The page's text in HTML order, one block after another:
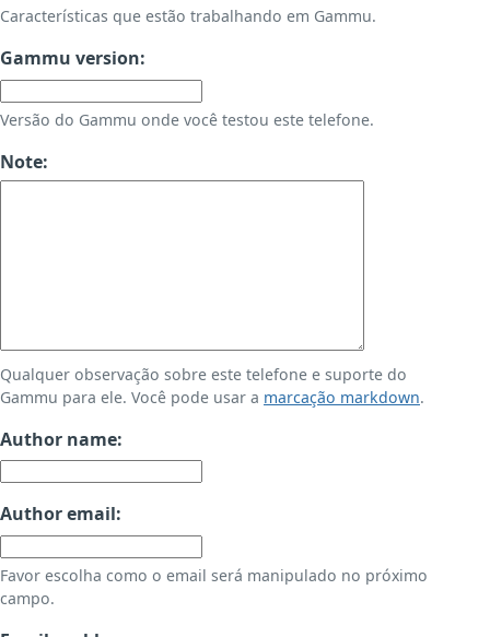
Características que estão trabalhando em Gammu.
Gammu version:
Versão do Gammu onde você testou este telefone.
Note:
Qualquer observação sobre este telefone e suporte do
Gammu para ele. Você pode usar a marcação markdown.
Author name:
Author email:
Favor escolha como o email será manipulado no próximo
campo.